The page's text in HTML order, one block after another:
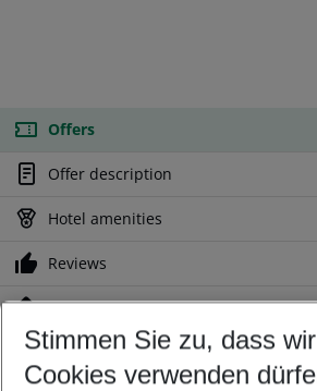
Offers
Offer description
Hotel amenities
Reviews
Location
Customize your offer
Stimmen Sie zu, dass wir
Cookies verwenden